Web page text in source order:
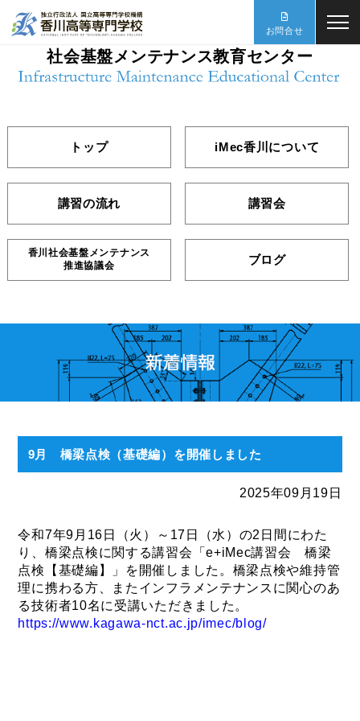
お問合せ
社会基盤メンテナンス教育センター
トップ iMec香川について
講習の流れ 講習会
香川社会基盤メンテナンス
推進協議会
ブログ
9月 橋梁点検（基礎編）を開催しました
2025年09月19日
令和7年9月16日（火）～17日（水）の2日間にわた
り、橋梁点検に関する講習会「e+iMec講習会 橋梁
点検【基礎編】」を開催しました。橋梁点検や維持管
理に携わる方、またインフラメンテナンスに関心のあ
る技術者10名に受講いただきました。
https://www.kagawa-nct.ac.jp/imec/blog/